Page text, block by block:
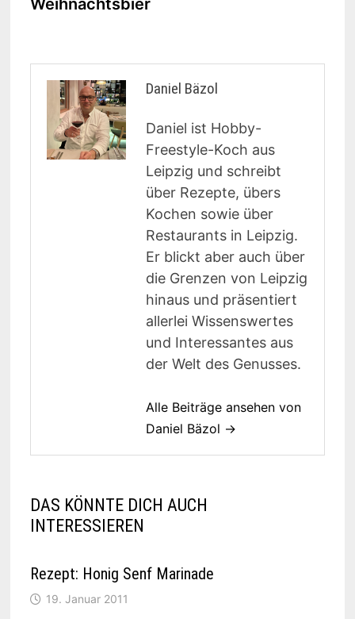
Weihnachtsbier
Daniel Bäzol
Daniel ist Hobby-
Freestyle-Koch aus
Leipzig und schreibt
über Rezepte, übers
Kochen sowie über
Restaurants in Leipzig.
Er blickt aber auch über
die Grenzen von Leipzig
hinaus und präsentiert
allerlei Wissenswertes
und Interessantes aus
der Welt des Genusses.
Alle Beiträge ansehen von
Daniel Bäzol →
DAS KÖNNTE DICH AUCH
INTERESSIEREN
Rezept: Honig Senf Marinade
19. Januar 2011